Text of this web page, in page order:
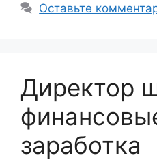
Оставьте
Директор
заработка